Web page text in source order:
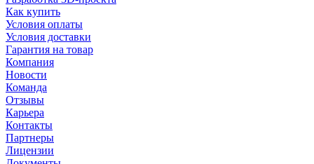
Как купить
Условия оплаты
Условия доставки
Гарантия на товар
Компания
Новости
Команда
Отзывы
Карьера
Контакты
Партнеры
Лицензии